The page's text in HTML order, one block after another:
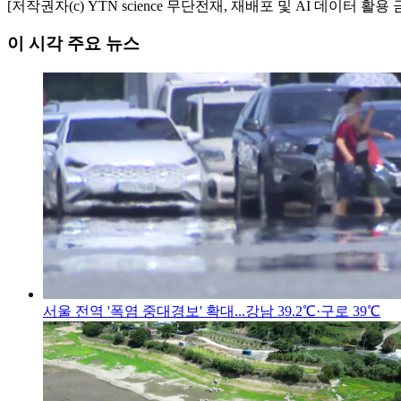
[저작권자(c) YTN science 무단전재, 재배포 및 AI 데이터 활용
이 시각 주요 뉴스
서울 전역 '폭염 중대경보' 확대...강남 39.2℃·구로 39℃